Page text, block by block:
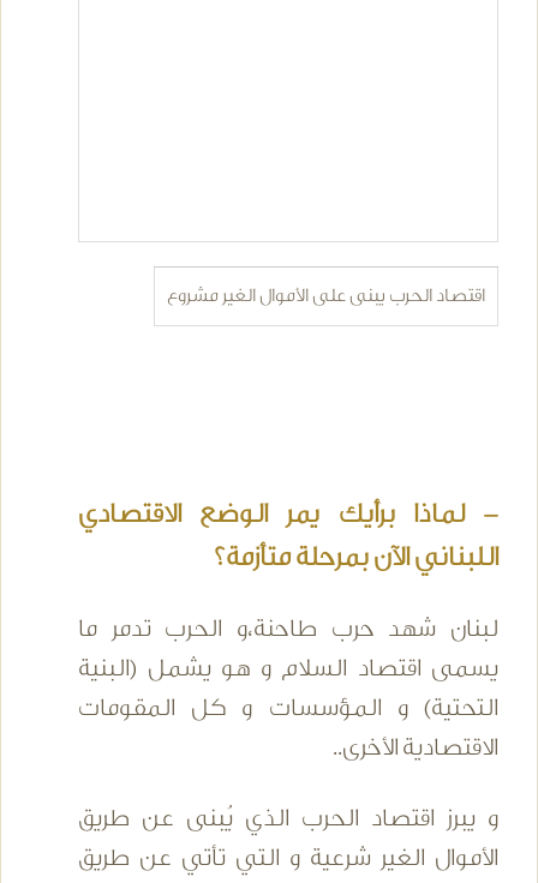
اقتصاد الحرب يبنى على الأموال الغير مشروع
- لماذا برأيك يمر الوضع الاقتصادي
اللبناني الآن بمرحلة متأزمة؟
لبنان شهد حرب طاحنة،و الحرب تدمر ما
يسمى اقتصاد السلام و هو يشمل (البنية
التحتية) و المؤسسات و كل المقومات
الاقتصادية الأخرى..
و يبرز اقتصاد الحرب الذي يُبنى عن طريق
الأموال الغير شرعية و التي تأتي عن طريق